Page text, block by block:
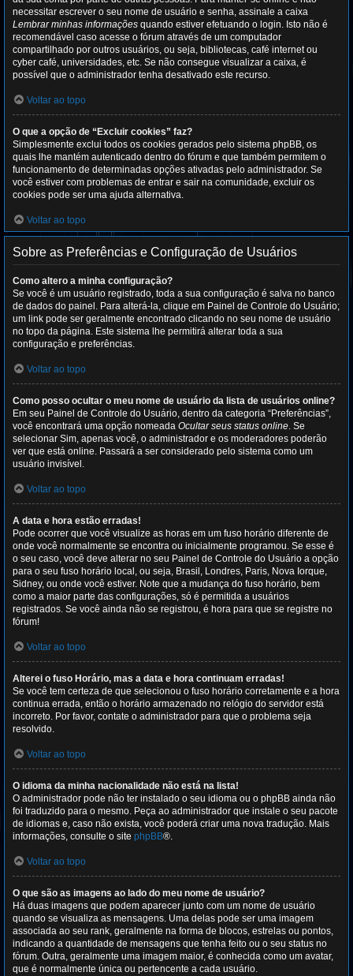
necessitar escrever o seu nome de usuário e senha, assinale a caixa
Lembrar minhas informações quando estiver efetuando o login. Isto não é
recomendável caso acesse o fórum através de um computador
compartilhado por outros usuários, ou seja, bibliotecas, café internet ou
cyber café, universidades, etc. Se não consegue visualizar a caixa, é
possível que o administrador tenha desativado este recurso.
Voltar ao topo
O que a opção de “Excluir cookies” faz?
Simplesmente exclui todos os cookies gerados pelo sistema phpBB, os
quais lhe mantém autenticado dentro do fórum e que também permitem o
funcionamento de determinadas opções ativadas pelo administrador. Se
você estiver com problemas de entrar e sair na comunidade, excluir os
cookies pode ser uma ajuda alternativa.
Voltar ao topo
Sobre as Preferências e Configuração de Usuários
Como altero a minha configuração?
Se você é um usuário registrado, toda a sua configuração é salva no banco
de dados do painel. Para alterá-la, clique em Painel de Controle do Usuário;
um link pode ser geralmente encontrado clicando no seu nome de usuário
no topo da página. Este sistema lhe permitirá alterar toda a sua
configuração e preferências.
Voltar ao topo
Como posso ocultar o meu nome de usuário da lista de usuários online?
Em seu Painel de Controle do Usuário, dentro da categoria “Preferências”,
você encontrará uma opção nomeada Ocultar seus status online. Se
selecionar Sim, apenas você, o administrador e os moderadores poderão
ver que está online. Passará a ser considerado pelo sistema como um
usuário invisível.
Voltar ao topo
A data e hora estão erradas!
Pode ocorrer que você visualize as horas em um fuso horário diferente de
onde você normalmente se encontra ou inicialmente programou. Se esse é
o seu caso, você deve alterar no seu Painel de Controle do Usuário a opção
para o seu fuso horário local, ou seja, Brasil, Londres, Paris, Nova Iorque,
Sidney, ou onde você estiver. Note que a mudança do fuso horário, bem
como a maior parte das configurações, só é permitida a usuários
registrados. Se você ainda não se registrou, é hora para que se registre no
fórum!
Voltar ao topo
Alterei o fuso Horário, mas a data e hora continuam erradas!
Se você tem certeza de que selecionou o fuso horário corretamente e a hora
continua errada, então o horário armazenado no relógio do servidor está
incorreto. Por favor, contate o administrador para que o problema seja
resolvido.
Voltar ao topo
O idioma da minha nacionalidade não está na lista!
O administrador pode não ter instalado o seu idioma ou o phpBB ainda não
foi traduzido para o mesmo. Peça ao administrador que instale o seu pacote
de idiomas e, caso não exista, você poderá criar uma nova tradução. Mais
informações, consulte o site phpBB®.
Voltar ao topo
O que são as imagens ao lado do meu nome de usuário?
Há duas imagens que podem aparecer junto com um nome de usuário
quando se visualiza as mensagens. Uma delas pode ser uma imagem
associada ao seu rank, geralmente na forma de blocos, estrelas ou pontos,
indicando a quantidade de mensagens que tenha feito ou o seu status no
fórum. Outra, geralmente uma imagem maior, é conhecida como um avatar,
que é normalmente única ou pertencente a cada usuário.